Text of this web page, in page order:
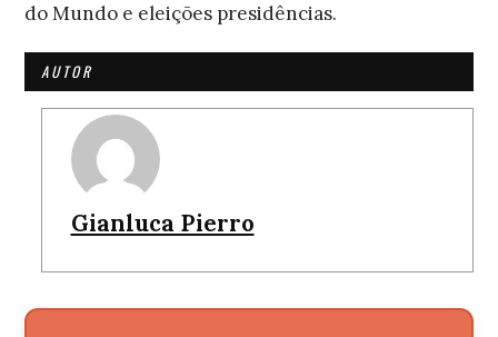
do Mundo e eleições presidências.
AUTOR
Gianluca Pierro